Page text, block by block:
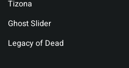
Tizona
Ghost Slider
Legacy of Dead